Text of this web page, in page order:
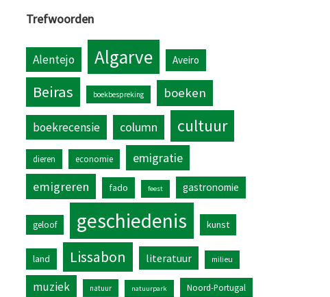
Trefwoorden
Alentejo Algarve Aveiro
Beiras boekbespreking boeken
boekrecensie column cultuur
dieren economie
emigratie
emigreren
fado feest gastronomie
geloof geschiedenis kunst
land Lissabon literatuur milieu
muziek natuur natuurpark Noord-Portugal